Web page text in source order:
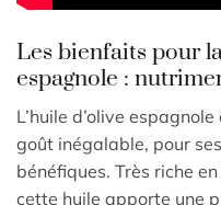
Les bienfaits pour
espagnole :
L’huile d’olive
goût inégalable, pour
bénéfiques. Très riche
cette huile apporte une